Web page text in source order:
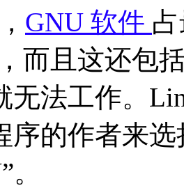
GNU 软件
而且这还包
无法工作。
序的作者来